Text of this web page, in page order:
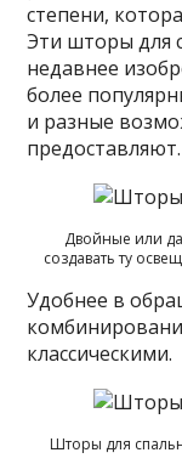
степени,
Эти шторы для
недавнее
более
и разные
предоставляют.
Двойные или
создавать ту
Удобнее в
классическими.
Шторы для